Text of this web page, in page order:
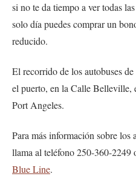
si no te da tiempo a ver todas
solo día puedes comprar un
reducido.
El recorrido de los autobuses
el puerto, en la Calle Belleville,
Port Angeles.
Para más información sobre
llama al teléfono 250-360-2249
Blue Line.